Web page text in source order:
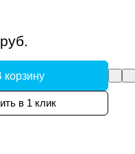
корзину
в 1 клик